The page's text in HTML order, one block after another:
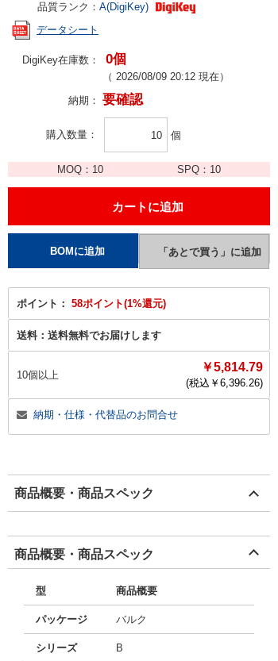
品質ランク： A(DigiKey)
データシート
DigiKey在庫数： 0個
（ 2026/08/09 20:12 現在）
納期： 要確認
購入数量 個
MOQ： 10 SPQ： 10
ポイント： 58ポイント(1%還元)
送料： 送料無料でお届けします
10個以上
￥5,814.79
(税込￥ 6,396.26)
納期・仕様・代替品のお問合せ
商品概要・商品スペック
商品概要・商品スペック
型 商品概要
パッケージ バルク
シリーズ B